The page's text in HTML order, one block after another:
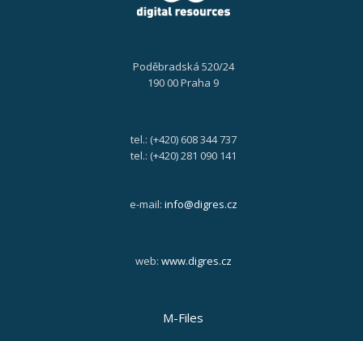
Poděbradská 520/24
190 00 Praha 9
tel.: (+420) 608 344 737
tel.: (+420) 281 090 141
e-mail: info@digres.cz
web: www.digres.cz
M-Files